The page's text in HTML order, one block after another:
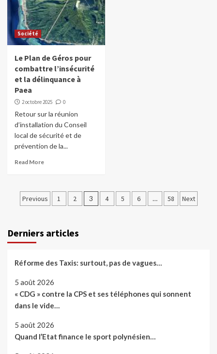
Société
Le Plan de Géros pour
combattre l’insécurité
et la délinquance à
Paea
2 octobre 2025 0
Retour sur la réunion
d’installation du Conseil
local de sécurité et de
prévention de la...
Read More
Pagination
publications
Previous 1 2 3 4 5 6 … 58 Next
Derniers articles
Réforme des Taxis: surtout, pas de vagues…
5 août 2026
« CDG » contre la CPS et ses téléphones qui sonnent
dans le vide…
5 août 2026
Quand l’Etat finance le sport polynésien…